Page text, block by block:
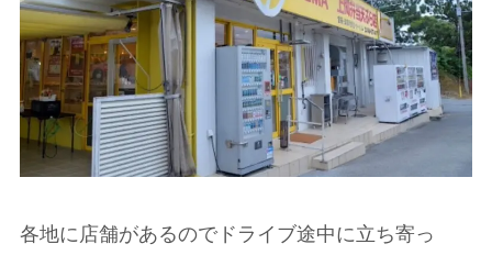
各地に店舗があるのでドライブ途中に立ち寄っ